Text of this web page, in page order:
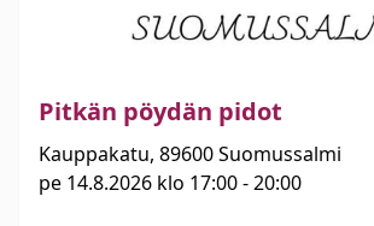
Pitkän pöydän pidot
Kauppakatu, 89600 Suomussalmi
pe 14.8.2026 klo 17:00 - 20:00